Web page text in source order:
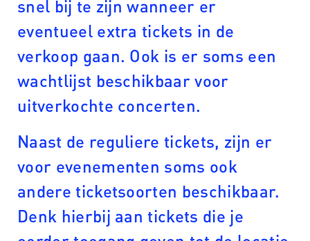
snel bij te zijn wanneer er
eventueel extra tickets in de
verkoop gaan. Ook is er soms een
wachtlijst beschikbaar voor
uitverkochte concerten.
Naast de reguliere tickets, zijn er
voor evenementen soms ook
andere ticketsoorten beschikbaar.
Denk hierbij aan tickets die je